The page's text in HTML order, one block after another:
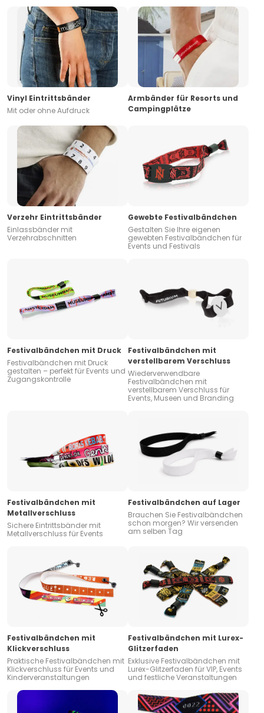
Vinyl Eintrittsbänder
Mit oder ohne Aufdruck
Armbänder für Resorts und
Campingplätze
Verzehr Eintrittsbänder
Einlassbänder mit
Verzehrabschnitten
Gewebte Festivalbändchen
Gestalten Sie Ihre eigenen
gewebten Festivalbändchen für
Events und Festivals
Festivalbändchen mit Druck
Festivalbändchen mit Druck
gestalten – perfekt für Events und
Zugangskontrolle
Festivalbändchen mit
verstellbarem Verschluss
Wiederverwendbare
Festivalbändchen mit
verstellbarem Verschluss für
Events, Museen und Branding
Festivalbändchen mit
Metallverschluss
Sichere Eintrittsbänder mit
Metallverschluss für Events
Festivalbändchen auf Lager
Brauchen Sie Festivalbändchen
schon morgen? Wir versenden
am selben Tag
Festivalbändchen mit
Klickverschluss
Praktische Festivalbändchen mit
Klickverschluss für Events und
Kinderveranstaltungen
Festivalbändchen mit Lurex-
Glitzerfaden
Exklusive Festivalbändchen mit
Lurex-Glitzerfaden für VIP, Events
und festliche Veranstaltungen